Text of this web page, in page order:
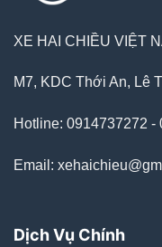
XE HAI CHIỀU VIỆT
M7, KDC Thới An, Lê
Hotline: 0914737272 -
Email:
Dịch Vụ Chính